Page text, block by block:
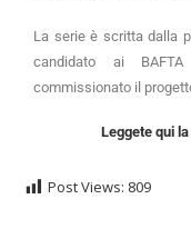
La serie è scritta dalla
candidato ai
commissionato il
Leggete qui
Post Views: 809